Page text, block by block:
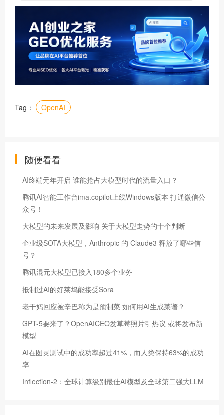
Tag： OpenAI
随便看看
AI终端元年开启 谁能抢占大模型时代的流量入口？
腾讯AI智能工作台ima.copilot上线Windows版本 打通微信公
众号！
大模型的未来发展及影响 关于大模型走势的十个判断
企业级SOTA大模型，Anthropic 的 Claude3 释放了哪些信
号？
腾讯混元大模型已接入180多个业务
抵制过AI的好莱坞能接受Sora
老干妈回应被辛巴称为是预制菜 如何用AI生成菜谱？
GPT-5要来了？OpenAICEO发草莓照片引热议 或将发布新
模型
AI在图灵测试中的成功率超过41%，而人类保持63%的成功
率
Inflection-2：全球计算级别最佳AI模型及全球第二强大LLM